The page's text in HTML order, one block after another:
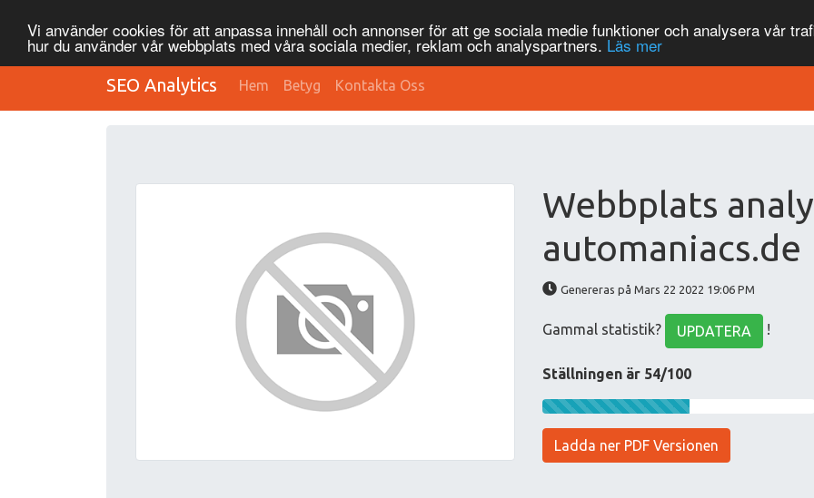
Vi använder cookies för att anpassa innehåll och annonser för att ge sociala medie funktioner och analysera vår
hur du använder vår webbplats med våra sociala medier, reklam och analyspartners. Läs mer
SEO Analytics Hem Betyg Kontakta Oss
Webbplats
automaniacs.de
Genereras på Mars 22 2022 19:06 PM
Gammal statistik? UPDATERA !
Ställningen är 54/100
Ladda ner PDF Versionen